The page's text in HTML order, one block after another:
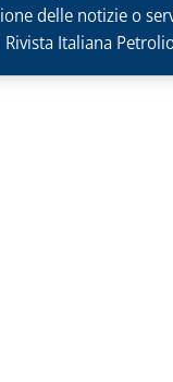
delle notizie o
Rivista Italiana